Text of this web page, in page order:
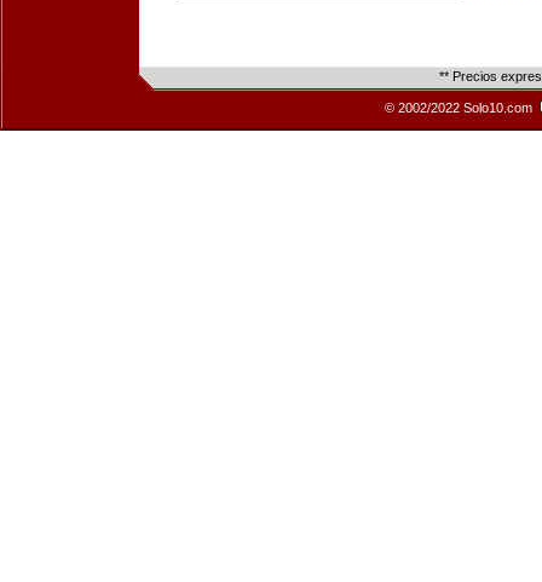
** Precios
© 2002/2022 Solo10.com